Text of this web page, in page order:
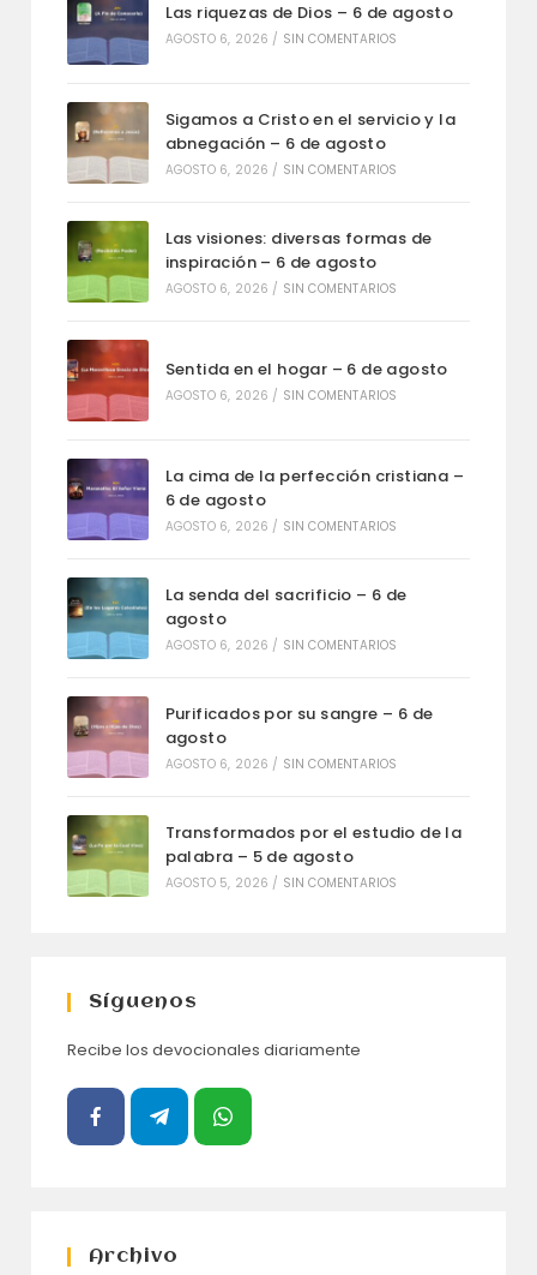
Las riquezas de Dios – 6 de agosto
AGOSTO 6, 2026 / SIN COMENTARIOS
Sigamos a Cristo en el servicio y la
abnegación – 6 de agosto
AGOSTO 6, 2026 / SIN COMENTARIOS
Las visiones: diversas formas de
inspiración – 6 de agosto
AGOSTO 6, 2026 / SIN COMENTARIOS
Sentida en el hogar – 6 de agosto
AGOSTO 6, 2026 / SIN COMENTARIOS
La cima de la perfección cristiana –
6 de agosto
AGOSTO 6, 2026 / SIN COMENTARIOS
La senda del sacrificio – 6 de
agosto
AGOSTO 6, 2026 / SIN COMENTARIOS
Purificados por su sangre – 6 de
agosto
AGOSTO 6, 2026 / SIN COMENTARIOS
Transformados por el estudio de la
palabra – 5 de agosto
AGOSTO 5, 2026 / SIN COMENTARIOS
Síguenos
Recibe los devocionales diariamente
Archivo